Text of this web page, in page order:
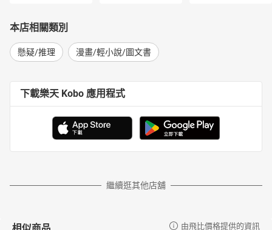
本店相關類別
懸疑/推理 漫畫/輕小說/圖文書
下載樂天 Kobo 應用程式
繼續逛其他店舖
由飛比價格提供的資訊